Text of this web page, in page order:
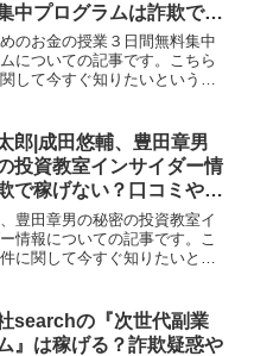
中プログラムは詐欺で稼
口コミや評判を徹底調査
！
のお金の授業３日間無料集中
についての記事です。こちら
して今すぐ知りたいという方
えて欲しいという方にも、自
やっていて...
郎|成田悠輔、豊田章男
投資教室インサイダー情
で稼げない？口コミや評
調査しました！
豊田章男の秘密の投資教室イ
情報についての記事です。こ
に関して今すぐ知りたいとい
を教えて欲しいという方は、
にやってい...
searchの『次世代副業
』は稼げる？詐欺疑惑や